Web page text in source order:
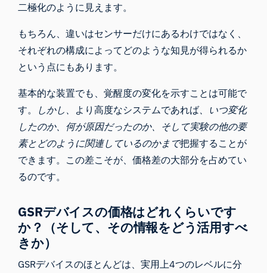
二極化のように見えます。
もちろん、違いはセンサーだけにあるわけではなく、
それぞれの構成によってどのような知見が得られるか
という点にもあります。
基本的な装置でも、覚醒度の変化を示すことは可能で
す。
しかし、 より高度なシステムであれば、いつ変化
したのか、何が原因だったのか、そして実験の他の要
素とどのように関連しているのかまで把握することが
できます。この差こそが、価格差の大部分を占めてい
るのです。
GSRデバイスの価格はどれくらいです
か？（そして、その情報をどう活用すべ
きか）
GSRデバイスのほとんどは、実用上4つのレベルに分